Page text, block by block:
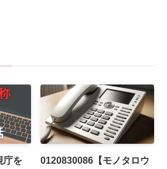
庁を
0120830086【モノタロウ